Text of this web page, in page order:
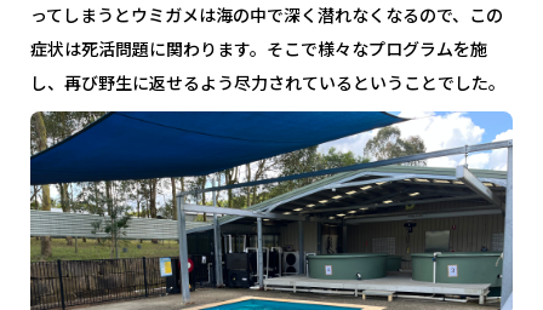
ってしまうとウミガメは海の中で深く潜れなくなるので、この
症状は死活問題に関わります。そこで様々なプログラムを施
し、再び野生に返せるよう尽力されているということでした。